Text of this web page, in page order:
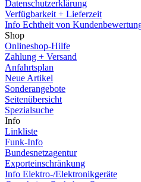
Datenschutzerklärung
Verfügbarkeit + Lieferzeit
Info Echtheit von
Shop
Onlineshop-Hilfe
Zahlung + Versand
Anfahrtsplan
Neue Artikel
Sonderangebote
Seitenübersicht
Spezialsuche
Info
Linkliste
Funk-Info
Bundesnetzagentur
Exporteinschränkung
Info Elektro-/Elektronikgeräte